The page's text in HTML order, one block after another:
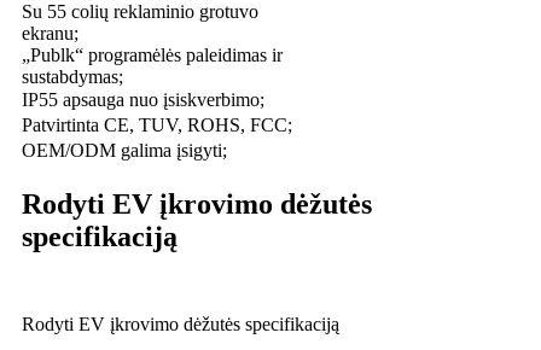
Su 55 colių reklaminio grotuvo
ekranu;
„Publk“ programėlės paleidimas ir
sustabdymas;
IP55 apsauga nuo įsiskverbimo;
Patvirtinta CE, TUV, ROHS, FCC;
OEM/ODM galima įsigyti;
Rodyti EV įkrovimo dėžutės
specifikaciją
Rodyti EV įkrovimo dėžutės specifikaciją